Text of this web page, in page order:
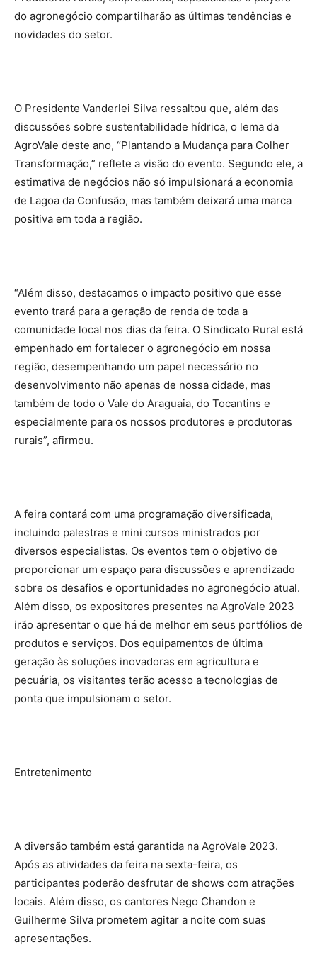
do agronegócio compartilharão as últimas tendências e
novidades do setor.
O Presidente Vanderlei Silva ressaltou que, além das
discussões sobre sustentabilidade hídrica, o lema da
AgroVale deste ano, “Plantando a Mudança para Colher
Transformação,” reflete a visão do evento. Segundo ele, a
estimativa de negócios não só impulsionará a economia
de Lagoa da Confusão, mas também deixará uma marca
positiva em toda a região.
“Além disso, destacamos o impacto positivo que esse
evento trará para a geração de renda de toda a
comunidade local nos dias da feira. O Sindicato Rural está
empenhado em fortalecer o agronegócio em nossa
região, desempenhando um papel necessário no
desenvolvimento não apenas de nossa cidade, mas
também de todo o Vale do Araguaia, do Tocantins e
especialmente para os nossos produtores e produtoras
rurais”, afirmou.
A feira contará com uma programação diversificada,
incluindo palestras e mini cursos ministrados por
diversos especialistas. Os eventos tem o objetivo de
proporcionar um espaço para discussões e aprendizado
sobre os desafios e oportunidades no agronegócio atual.
Além disso, os expositores presentes na AgroVale 2023
irão apresentar o que há de melhor em seus portfólios de
produtos e serviços. Dos equipamentos de última
geração às soluções inovadoras em agricultura e
pecuária, os visitantes terão acesso a tecnologias de
ponta que impulsionam o setor.
Entretenimento
A diversão também está garantida na AgroVale 2023.
Após as atividades da feira na sexta-feira, os
participantes poderão desfrutar de shows com atrações
locais. Além disso, os cantores Nego Chandon e
Guilherme Silva prometem agitar a noite com suas
apresentações.